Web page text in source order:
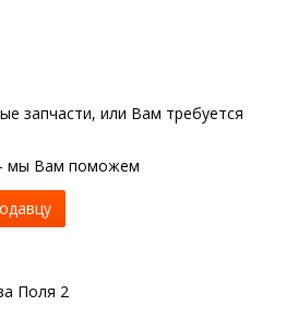
запчасти, или Вам требуется
- мы Вам поможем
Поля 2